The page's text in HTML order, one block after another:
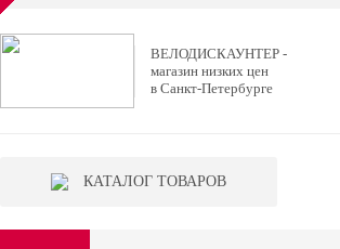
низкие цены
вот дешево
special price
ВЕЛОДИСКАУНТЕР -
магазин низких цен
в Санкт-Петербурге
КАТАЛОГ ТОВАРОВ